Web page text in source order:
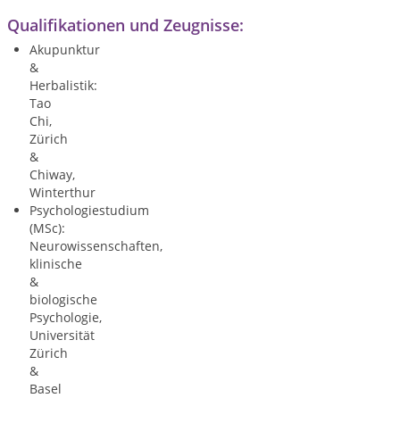
Qualifikationen und Zeugnisse:
Akupunktur
&
Herbalistik:
Tao
Chi,
Zürich
&
Chiway,
Winterthur
Psychologiestudium
(MSc):
Neurowissenschaften,
klinische
&
biologische
Psychologie,
Universität
Zürich
&
Basel